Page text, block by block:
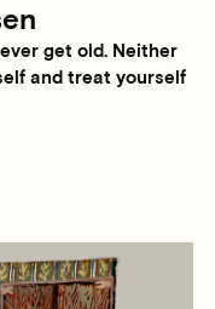
get old. Neither
and treat yourself